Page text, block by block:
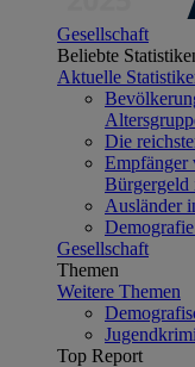
Gesellschaft
Beliebte
Aktuelle
Die
Empfänger
Bürgergeld
Ausländer
Gesellschaft
Themen
Weitere Themen
Top Report